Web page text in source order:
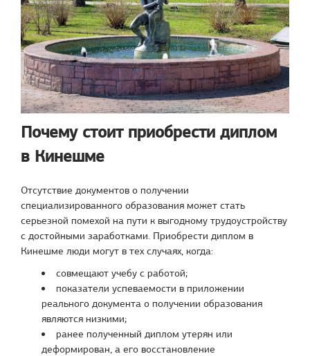
Почему стоит приобрести диплом
в Кинешме
Отсутствие документов о получении
специализированного образования может стать
серьезной помехой на пути к выгодному трудоустройству
с достойными заработками. Приобрести диплом в
Кинешме люди могут в тех случаях, когда:
совмещают учебу с работой;
показатели успеваемости в приложении
реального документа о получении образования
являются низкими;
ранее полученный диплом утерян или
деформирован, а его восстановление